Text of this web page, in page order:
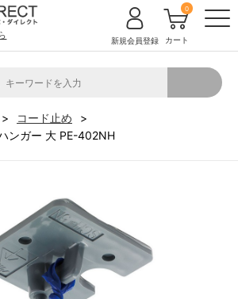
新規会員登録 カート
0
コード止め
ンガー 大 PE-402NH